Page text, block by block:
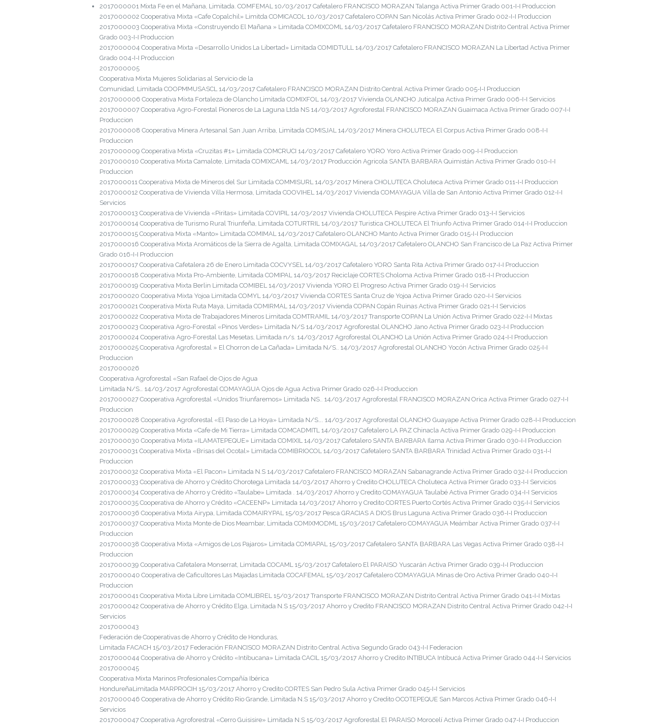
2017000001 Mixta Fe en el Mañana, Limitada. COMFEMAL 10/03/2017 Cafetalero FRANCISCO MORAZAN Talanga Activa Primer Grado 001-I-I Produccion
2017000002 Cooperativa Mixta «Cafe Copalchil» Limitda COMICACOL 10/03/2017 Cafetalero COPAN San Nicolás Activa Primer Grado 002-I-I Produccion
2017000003 Cooperativa Mixta «Construyendo El Mañana » Limitada COMIXCOML 14/03/2017 Cafetalero FRANCISCO MORAZAN Distrito Central Activa Primer
Grado 003-I-I Produccion
2017000004 Cooperativa Mixta «Desarrollo Unidos La Libertad» Limitada COMIDTULL 14/03/2017 Cafetalero FRANCISCO MORAZAN La Libertad Activa Primer
Grado 004-I-I Produccion
2017000005
Cooperativa Mixta Mujeres Solidarias al Servicio de la
Comunidad, Limitada COOPMMUSASCL 14/03/2017 Cafetalero FRANCISCO MORAZAN Distrito Central Activa Primer Grado 005-I-I Produccion
2017000006 Cooperativa Mixta Fortaleza de Olancho Limitada COMIXFOL 14/03/2017 Vivienda OLANCHO Juticalpa Activa Primer Grado 006-I-I Servicios
2017000007 Cooperativa Agro-Forestal Pioneros de La Laguna Ltda NS 14/03/2017 Agroforestal FRANCISCO MORAZAN Guaimaca Activa Primer Grado 007-I-I
Produccion
2017000008 Cooperativa Minera Artesanal San Juan Arriba, Limitada COMISJAL 14/03/2017 Minera CHOLUTECA El Corpus Activa Primer Grado 008-I-I
Produccion
2017000009 Cooperativa Mixta «Cruzitas #1» Limitada COMCRUCI 14/03/2017 Cafetalero YORO Yoro Activa Primer Grado 009-I-I Produccion
2017000010 Cooperativa Mixta Camalote, Limitada COMIXCAML 14/03/2017 Producción Agricola SANTA BARBARA Quimistán Activa Primer Grado 010-I-I
Produccion
2017000011 Cooperativa Mixta de Mineros del Sur Limitada COMMISURL 14/03/2017 Minera CHOLUTECA Choluteca Activa Primer Grado 011-I-I Produccion
2017000012 Cooperativa de Vivienda Villa Hermosa, Limitada COOVIHEL 14/03/2017 Vivienda COMAYAGUA Villa de San Antonio Activa Primer Grado 012-I-I
Servicios
2017000013 Cooperativa de Vivienda «Piritas» Limitada COVIPIL 14/03/2017 Vivienda CHOLUTECA Pespire Activa Primer Grado 013-I-I Servicios
2017000014 Cooperativa de Turismo Rural Triunfeña, Limitada COTURTRIL 14/03/2017 Turistica CHOLUTECA El Triunfo Activa Primer Grado 014-I-I Produccion
2017000015 Cooperativa Mixta «Manto» Limitada COMIMAL 14/03/2017 Cafetalero OLANCHO Manto Activa Primer Grado 015-I-I Produccion
2017000016 Cooperativa Mixta Aromáticos de la Sierra de Agalta, Limitada COMIXAGAL 14/03/2017 Cafetalero OLANCHO San Francisco de La Paz Activa Primer
Grado 016-I-I Produccion
2017000017 Cooperativa Cafetalera 26 de Enero Limitada COCVYSEL 14/03/2017 Cafetalero YORO Santa Rita Activa Primer Grado 017-I-I Produccion
2017000018 Cooperativa Mixta Pro-Ambiente, Limitada COMIPAL 14/03/2017 Reciclaje CORTES Choloma Activa Primer Grado 018-I-I Produccion
2017000019 Cooperativa Mixta Berlin Limitada COMIBEL 14/03/2017 Vivienda YORO El Progreso Activa Primer Grado 019-I-I Servicios
2017000020 Cooperativa Mixta Yojoa Limitada COMYL 14/03/2017 Vivienda CORTES Santa Cruz de Yojoa Activa Primer Grado 020-I-I Servicios
2017000021 Cooperativa Mixta Ruta Maya, Limitada COMIRMAL 14/03/2017 Vivienda COPAN Copán Ruinas Activa Primer Grado 021-I-I Servicios
2017000022 Cooperativa Mixta de Trabajadores Mineros Limitada COMTRAMIL 14/03/2017 Transporte COPAN La Unión Activa Primer Grado 022-I-I Mixtas
2017000023 Cooperativa Agro-Forestal «Pinos Verdes» Limitada N/S 14/03/2017 Agroforestal OLANCHO Jano Activa Primer Grado 023-I-I Produccion
2017000024 Cooperativa Agro-Forestal Las Mesetas, Limitada n/s. 14/03/2017 Agroforestal OLANCHO La Unión Activa Primer Grado 024-I-I Produccion
2017000025 Cooperativa Agroforestal » El Chorron de La Cañada» Limitada N/S.. 14/03/2017 Agroforestal OLANCHO Yocón Activa Primer Grado 025-I-I
Produccion
2017000026
Cooperativa Agroforestal «San Rafael de Ojos de Agua
Limitada N/S… 14/03/2017 Agroforestal COMAYAGUA Ojos de Agua Activa Primer Grado 026-I-I Produccion
2017000027 Cooperativa Agroforestal «Unidos Triunfaremos» Limitada NS.. 14/03/2017 Agroforestal FRANCISCO MORAZAN Orica Activa Primer Grado 027-I-I
Produccion
2017000028 Cooperativa Agroforestal «El Paso de La Hoya» Limitada N/S…. 14/03/2017 Agroforestal OLANCHO Guayape Activa Primer Grado 028-I-I Produccion
2017000029 Cooperativa Mixta «Cafe de Mi Tierra» Limitada COMCADMITL 14/03/2017 Cafetalero LA PAZ Chinacla Activa Primer Grado 029-I-I Produccion
2017000030 Cooperativa Mixta «ILAMATEPEQUE» Limitada COMIXIL 14/03/2017 Cafetalero SANTA BARBARA Ilama Activa Primer Grado 030-I-I Produccion
2017000031 Cooperativa Mixta «Brisas del Ocotal» Limitada COMIBRIOCOL 14/03/2017 Cafetalero SANTA BARBARA Trinidad Activa Primer Grado 031-I-I
Produccion
2017000032 Cooperativa Mixta «El Pacon» Limitada N.S 14/03/2017 Cafetalero FRANCISCO MORAZAN Sabanagrande Activa Primer Grado 032-I-I Produccion
2017000033 Cooperativa de Ahorro y Crédito Chorotega Limitada 14/03/2017 Ahorro y Credito CHOLUTECA Choluteca Activa Primer Grado 033-I-I Servicios
2017000034 Cooperativa de Ahorro y Crédito «Taulabe» Limitada . 14/03/2017 Ahorro y Credito COMAYAGUA Taulabé Activa Primer Grado 034-I-I Servicios
2017000035 Cooperativa de Ahorro y Crédito «CACEENP» Limitada 14/03/2017 Ahorro y Credito CORTES Puerto Cortés Activa Primer Grado 035-I-I Servicios
2017000036 Cooperativa Mixta Airypa, Limitada COMAIRYPAL 15/03/2017 Pesca GRACIAS A DIOS Brus Laguna Activa Primer Grado 036-I-I Produccion
2017000037 Cooperativa Mixta Monte de Dios Meambar, Limitada COMIXMODML 15/03/2017 Cafetalero COMAYAGUA Meámbar Activa Primer Grado 037-I-I
Produccion
2017000038 Cooperativa Mixta «Amigos de Los Pajaros» Limitada COMIAPAL 15/03/2017 Cafetalero SANTA BARBARA Las Vegas Activa Primer Grado 038-I-I
Produccion
2017000039 Cooperativa Cafetalera Monserrat, Limitada COCAML 15/03/2017 Cafetalero El PARAISO Yuscarán Activa Primer Grado 039-I-I Produccion
2017000040 Cooperativa de Caficultores Las Majadas Limitada COCAFEMAL 15/03/2017 Cafetalero COMAYAGUA Minas de Oro Activa Primer Grado 040-I-I
Produccion
2017000041 Cooperativa Mixta Libre Limitada COMLIBREL 15/03/2017 Transporte FRANCISCO MORAZAN Distrito Central Activa Primer Grado 041-I-I Mixtas
2017000042 Cooperativa de Ahorro y Crédito Elga, Limitada N.S 15/03/2017 Ahorro y Credito FRANCISCO MORAZAN Distrito Central Activa Primer Grado 042-I-I
Servicios
2017000043
Federación de Cooperativas de Ahorro y Crédito de Honduras,
Limitada FACACH 15/03/2017 Federación FRANCISCO MORAZAN Distrito Central Activa Segundo Grado 043-I-I Federacion
2017000044 Cooperativa de Ahorro y Crédito «Intibucana» Limitada CACIL 15/03/2017 Ahorro y Credito INTIBUCA Intibucá Activa Primer Grado 044-I-I Servicios
2017000045
Cooperativa Mixta Marinos Profesionales Compañía Ibérica
HondureñaLimitada MARPROCIH 15/03/2017 Ahorro y Credito CORTES San Pedro Sula Activa Primer Grado 045-I-I Servicios
2017000046 Cooperativa de Ahorro y Crédito Rio Grande, Limitada N.S 15/03/2017 Ahorro y Credito OCOTEPEQUE San Marcos Activa Primer Grado 046-I-I
Servicios
2017000047 Cooperativa Agroforestral «Cerro Guisisire» Limitada N.S 15/03/2017 Agroforestal El PARAISO Morocelí Activa Primer Grado 047-I-I Produccion